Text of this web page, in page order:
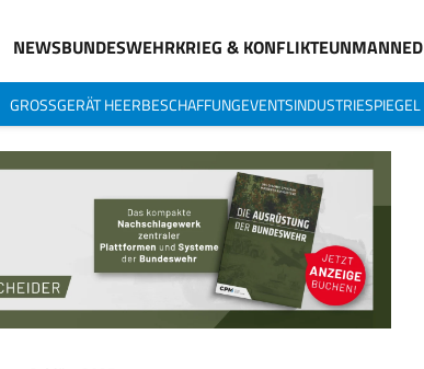
NEWSBUNDESWEHRKRIEG & KONFLIKTEUNMANNED
GROSSGERÄT HEERBESCHAFFUNGEVENTSINDUSTRIESPIEGEL